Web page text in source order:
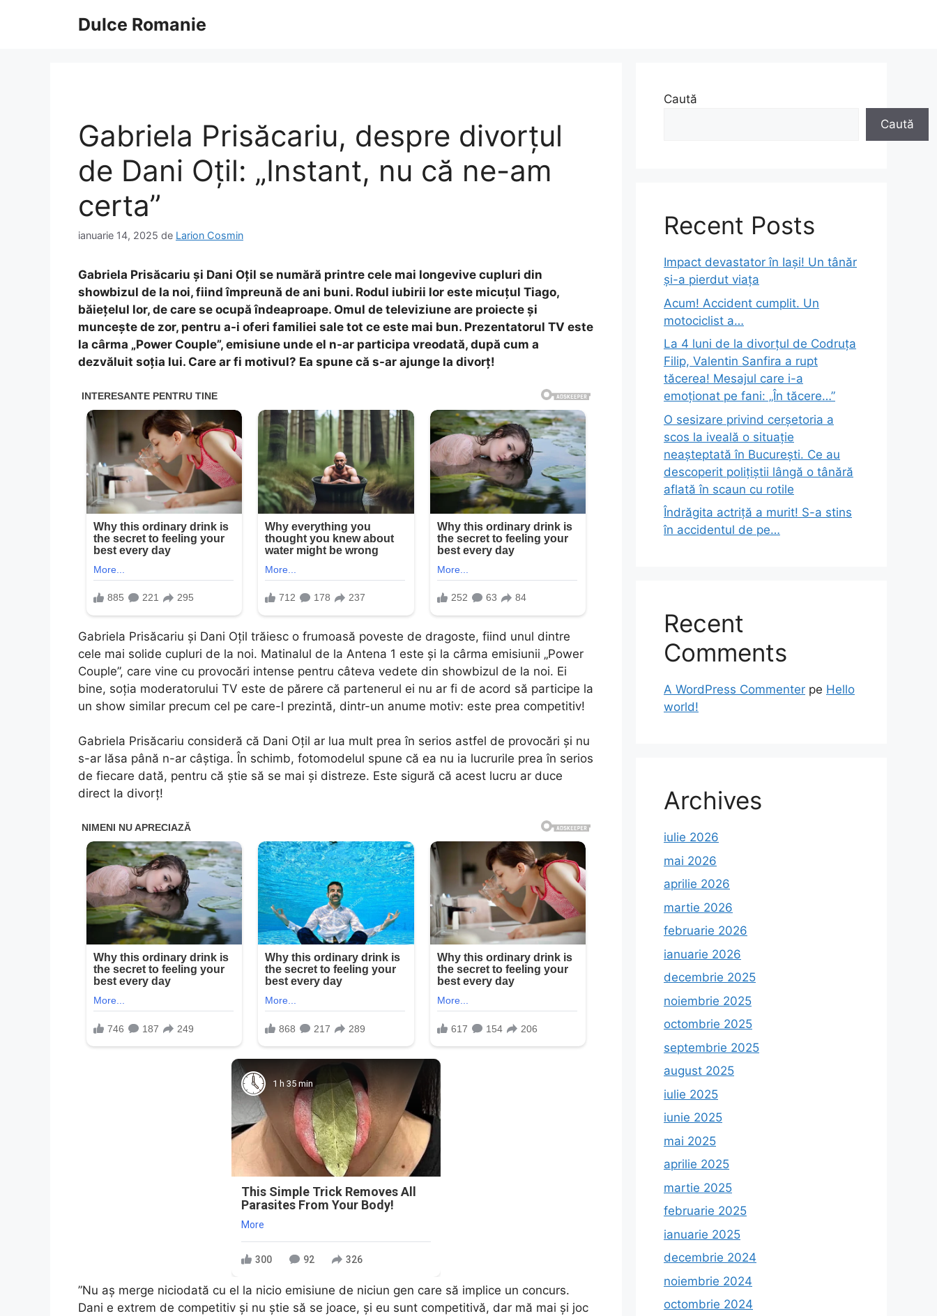
Dulce Romanie
Gabriela Prisăcariu, despre divorțul
de Dani Oțil: „Instant, nu că ne-am
certa”
ianuarie 14, 2025 de Larion Cosmin
Gabriela Prisăcariu și Dani Oțil se numără printre cele mai longevive cupluri din
showbizul de la noi, fiind împreună de ani buni. Rodul iubirii lor este micuțul Tiago,
băiețelul lor, de care se ocupă îndeaproape. Omul de televiziune are proiecte și
muncește de zor, pentru a-i oferi familiei sale tot ce este mai bun. Prezentatorul TV este
la cârma „Power Couple”, emisiune unde el n-ar participa vreodată, după cum a
dezvăluit soția lui. Care ar fi motivul? Ea spune că s-ar ajunge la divorț!
Gabriela Prisăcariu și Dani Oțil trăiesc o frumoasă poveste de dragoste, fiind unul dintre
cele mai solide cupluri de la noi. Matinalul de la Antena 1 este și la cârma emisiunii „Power
Couple”, care vine cu provocări intense pentru câteva vedete din showbizul de la noi. Ei
bine, soția moderatorului TV este de părere că partenerul ei nu ar fi de acord să participe la
un show similar precum cel pe care-l prezintă, dintr-un anume motiv: este prea competitiv!
Gabriela Prisăcariu consideră că Dani Oțil ar lua mult prea în serios astfel de provocări și nu
s-ar lăsa până n-ar câștiga. În schimb, fotomodelul spune că ea nu ia lucrurile prea în serios
de fiecare dată, pentru că știe să se mai și distreze. Este sigură că acest lucru ar duce
direct la divorț!
1 h 35 min
This Simple Trick Removes All
Parasites From Your Body!
More
300 92 326
”Nu aș merge niciodată cu el la nicio emisiune de niciun gen care să implice un concurs.
Dani e extrem de competitiv și nu știe să se joace, și eu sunt competitivă, dar mă mai și joc
Caută
Caută
Recent Posts
Impact devastator în Iași! Un tânăr
și-a pierdut viața
Acum! Accident cumplit. Un
motociclist a…
La 4 luni de la divorțul de Codruța
Filip, Valentin Sanfira a rupt
tăcerea! Mesajul care i-a
emoționat pe fani: „În tăcere…”
O sesizare privind cerșetoria a
scos la iveală o situație
neașteptată în București. Ce au
descoperit polițiștii lângă o tânără
aflată în scaun cu rotile
Îndrăgita actriță a murit! S-a stins
în accidentul de pe…
Recent
Comments
A WordPress Commenter pe Hello
world!
Archives
iulie 2026
mai 2026
aprilie 2026
martie 2026
februarie 2026
ianuarie 2026
decembrie 2025
noiembrie 2025
octombrie 2025
septembrie 2025
august 2025
iulie 2025
iunie 2025
mai 2025
aprilie 2025
martie 2025
februarie 2025
ianuarie 2025
decembrie 2024
noiembrie 2024
octombrie 2024